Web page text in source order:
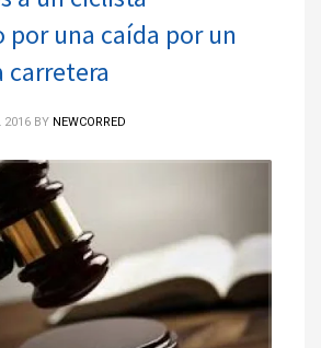
una caída por un
carretera
2016 BY NEWCORRED